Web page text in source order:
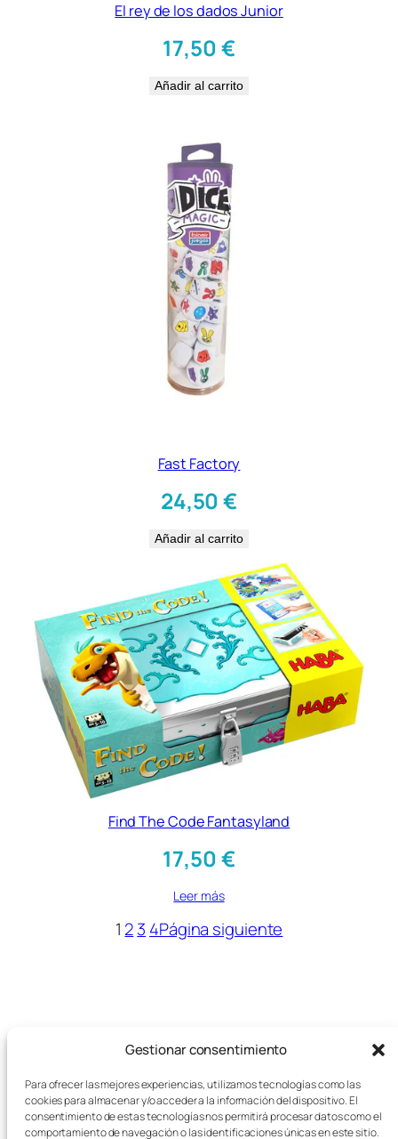
Gestionar consentimiento
Para ofrecer las mejores experiencias, utilizamos tecnologías como las
cookies para almacenar y/o acceder a la información del dispositivo. El
consentimiento de estas tecnologías nos permitirá procesar datos como el
comportamiento de navegación o las identificaciones únicas en este sitio.
El rey de los dados Junior
17,50€
Añadir al carrito
Fast Factory
24,50€
Añadir al carrito
Find The Code Fantasyland
17,50€
Leer más
1 23 4Página siguiente